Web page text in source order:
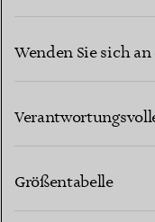
Wenden Sie sich
Größentabelle